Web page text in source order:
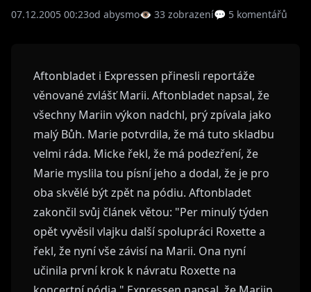
07.12.2005 00:23od abysmo👁 33 zobrazení💬 5 komentářů
Aftonbladet i Expressen přinesli reportáže
věnované zvlášť Marii. Aftonbladet napsal, že
všechny Mariin výkon nadchl, prý zpívala jako
malý Bůh. Marie potvrdila, že má tuto skladbu
velmi ráda. Micke řekl, že má podezření, že
Marie myslila tou písní jeho a dodal, že je pro
oba skvělé být zpět na pódiu. Aftonbladet
zakončil svůj článek větou: "Per minulý týden
opět vyvěsil vlajku další spolupráci Roxette a
řekl, že nyní vše závisí na Marii. Ona nyní
učinila první krok k návratu Roxette na